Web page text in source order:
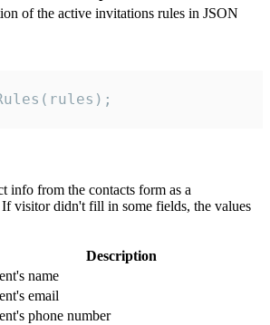
of the active invitations rules in JSON
info from the contacts form as a
visitor didn't fill in some fields, the values
Description
name
email
phone number